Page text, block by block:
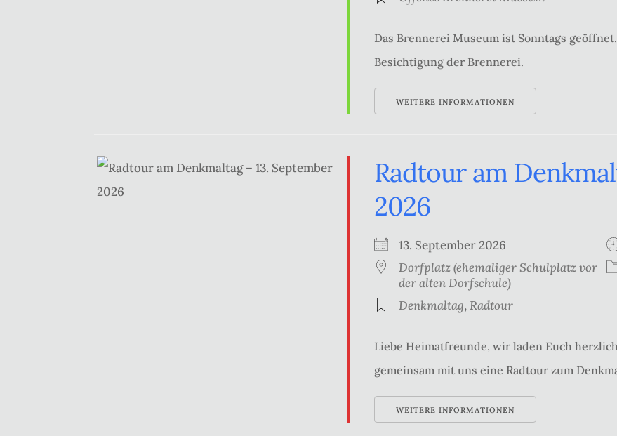
Das Brennerei Museum ist Sonntags
Besichtigung der Brennerei.
WEITERE INFORMATIONEN
Radtour am
2026
13. September 2026
Dorfplatz (ehemaliger Schulplatz vor
der alten Dorfschule)
Denkmaltag,Radtour
Liebe Heimatfreunde, wir laden Euch
gemeinsam mit uns eine Radtour zum
WEITERE INFORMATIONEN